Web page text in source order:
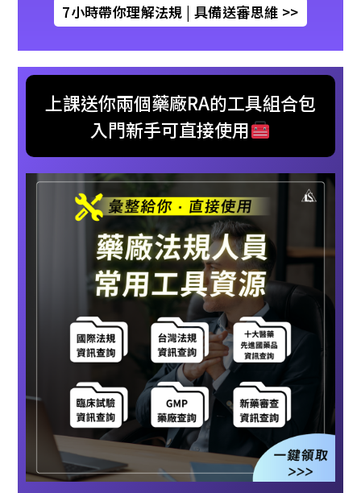
7小時帶你理解法規 | 具備送審思維 >>
上課送你兩個藥廠RA的工具組合包
入門新手可直接使用